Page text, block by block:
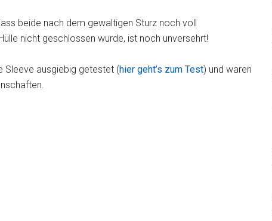
beide nach dem gewaltigen Sturz noch voll
nicht geschlossen wurde, ist noch unversehrt!
Sleeve ausgiebig getestet (hier geht’s zum Test) und waren